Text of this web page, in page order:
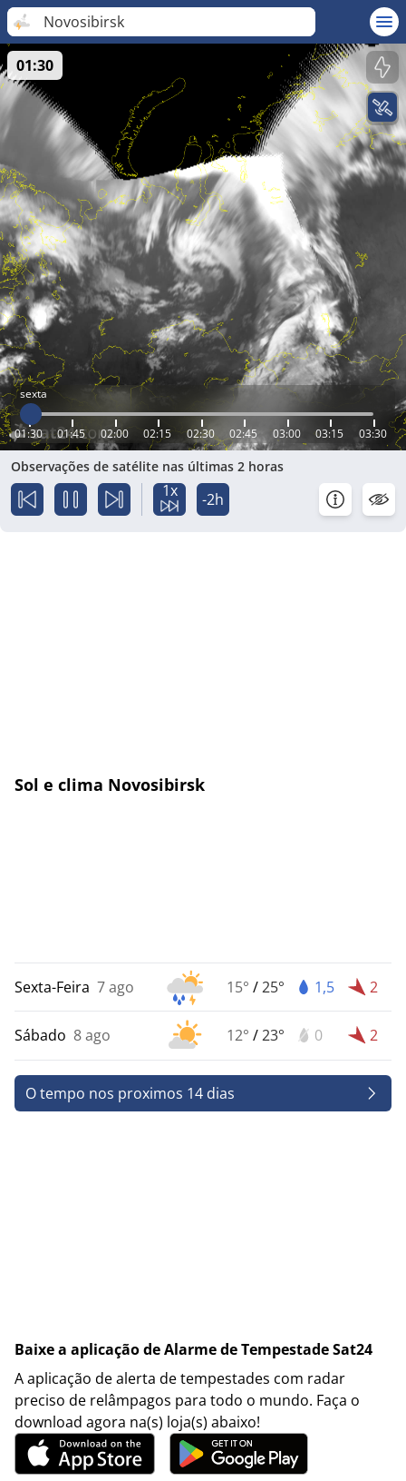
Novosibirsk
sexta
01:30 01:45 02:00 02:15 02:30 02:45 03:00 03:15 03:30
01:30
Observações de satélite nas últimas 2 horas
1x -2h
Sol e clima Novosibirsk
Sexta-Feira 7 ago 15° /25° 1,5 2
Sábado 8 ago 12° /23° 0 2
O tempo nos proximos 14 dias
Baixe a aplicação de Alarme de Tempestade Sat24
A aplicação de alerta de tempestades com radar
preciso de relâmpagos para todo o mundo. Faça o
download agora na(s) loja(s) abaixo!